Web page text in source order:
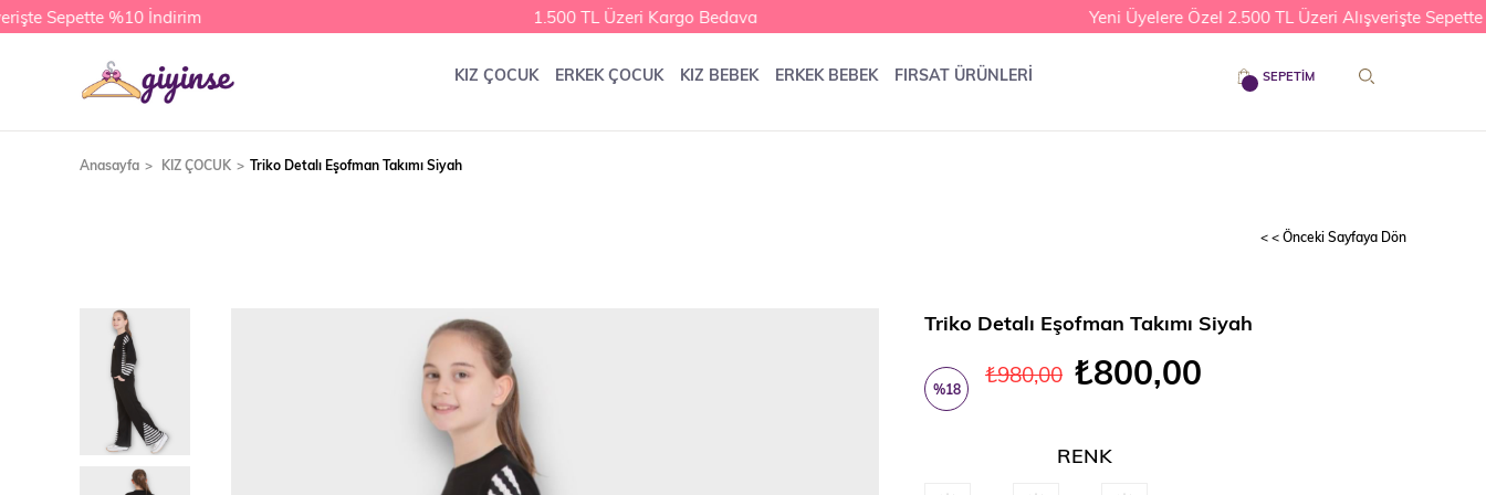
Sepette %10 İndirim 1.500 TL Üzeri Kargo Bedava Yeni Üyelere Özel 2.500 TL Üzeri Alışverişte Sepette
SEPETIM
KIZ ÇOCUK ERKEK ÇOCUK KIZ BEBEK ERKEK BEBEK FIRSAT ÜRÜNLERİ
Anasayfa KIZ ÇOCUK Triko Detalı Eşofman Takımı Siyah
< < Önceki Sayfaya Dön
Triko Detalı Eşofman Takımı Siyah
%18
₺980,00 ₺800,00
RENK